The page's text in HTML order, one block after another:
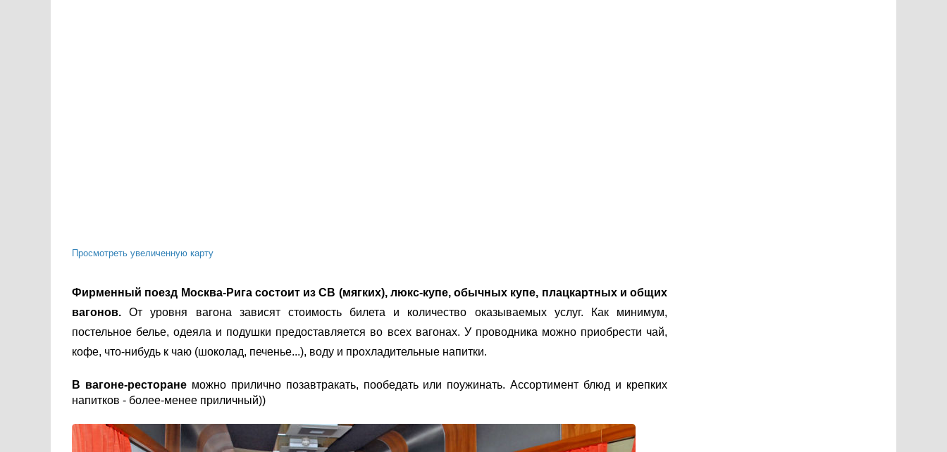
Просмотреть увеличенную карту
Фирменный поезд Москва-Рига состоит из СВ (мягких), люкс-купе, обычных купе, плацкартных и общих
вагонов.От уровня вагона зависят стоимость билета и количество оказываемых услуг. Как минимум,
постельное белье, одеяла и подушки предоставляется во всех вагонах. У проводника можно приобрести чай,
кофе, что-нибудь к чаю (шоколад, печенье...), воду и прохладительные напитки.
В вагоне-ресторанеможно прилично позавтракать, пообедать или поужинать. Ассортимент блюд и крепких
напитков - более-менее приличный))